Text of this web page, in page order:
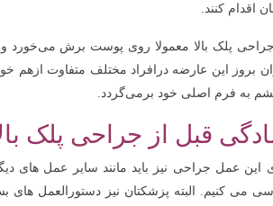
اقدام کنند.
پلک بالا معمولا روی پوست برش می‌خورد و
بروز این عارضه درافراد مختلف متفاوت
به فرم اصلی خود برمی‌گردد.
قبل از جراحی پلک
این عمل جراحی نیز باید مانند سایر عمل های
می کنیم. البته پزشکتان نیز دستورالعمل های